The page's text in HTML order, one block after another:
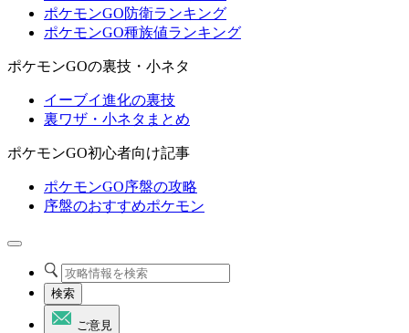
ポケモンGO防衛ランキング
ポケモンGO種族値ランキング
ポケモンGOの裏技・小ネタ
イーブイ進化の裏技
裏ワザ・小ネタまとめ
ポケモンGO初心者向け記事
ポケモンGO序盤の攻略
序盤のおすすめポケモン
検索
ご意見